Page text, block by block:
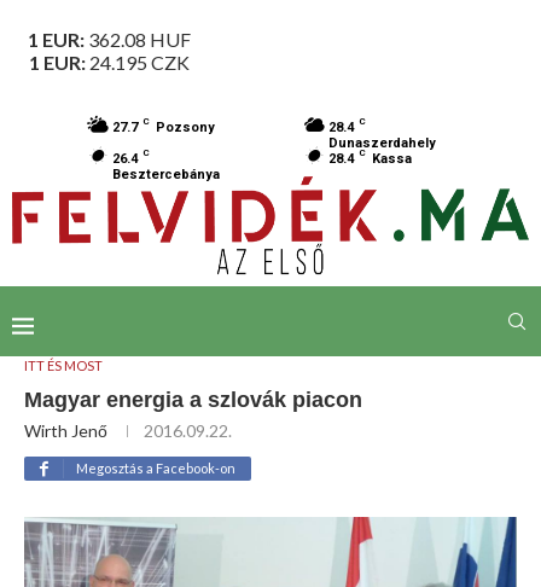
1 EUR: 362.08 HUF
1 EUR: 24.195 CZK
27.7 C Pozsony 28.4 C
Dunaszerdahely
26.4 C
Besztercebánya
28.4 C Kassa
ITT ÉS MOST
Magyar energia a szlovák piacon
Wirth Jenő 2016.09.22.
Megosztás a Facebook-on